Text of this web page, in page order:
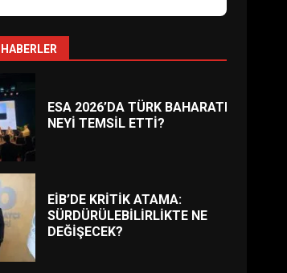
HAREKETE GEÇİYOR: GÖZLER
ESA 2026’DA TÜRK BAHARATI
NEYİ TEMSİL ETTİ?
EİB’DE KRİTİK ATAMA:
SÜRDÜRÜLEBİLİRLİKTE NE
DEĞİŞECEK?